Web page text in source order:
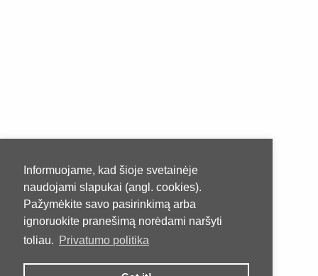
Informuojame, kad šioje svetainėje
naudojami slapukai (angl. cookies).
Pažymėkite savo pasirinkimą arba
ignoruokite pranešimą norėdami naršyti
toliau. Privatumo politika